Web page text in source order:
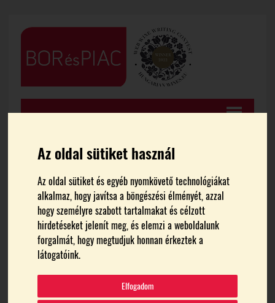
Az oldal sütiket használ
Az oldal sütiket és egyéb nyomkövető technológiákat
alkalmaz, hogy javítsa a böngészési élményét, azzal
hogy személyre szabott tartalmakat és célzott
hirdetéseket jelenít meg, és elemzi a weboldalunk
forgalmát, hogy megtudjuk honnan érkeztek a
látogatóink.
Elfogadom
FŐOLDAL GASZTRONÓMIA
MITISZOL? goes Balaton!